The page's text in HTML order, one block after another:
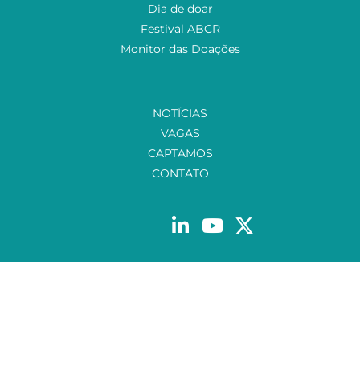
Dia de doar
Festival ABCR
Monitor das Doações
NOTÍCIAS
VAGAS
CAPTAMOS
CONTATO